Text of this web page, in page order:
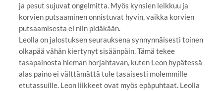
ja pesut sujuvat ongelmitta. Myös kynsien leikkuu ja
korvien putsaaminen onnistuvat hyvin, vaikka korvien
putsaamisesta ei niin pidäkään.
Leolla on jalostuksen seurauksena synnynnäisesti toinen
olkapää vähän kiertynyt sisäänpäin. Tämä tekee
tasapainosta hieman horjahtavan, kuten Leon hypätessä
alas paino ei välttämättä tule tasaisesti molemmille
etutassuille. Leon liikkeet ovat myös epäpuhtaat. Leolla